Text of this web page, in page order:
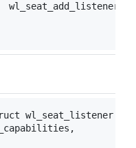
wl_seat_listener